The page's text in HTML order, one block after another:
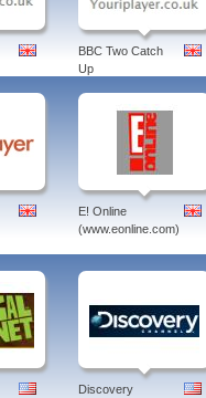
BBC Two Catch
Up
E! Online
(www.eonline.com)
Discovery